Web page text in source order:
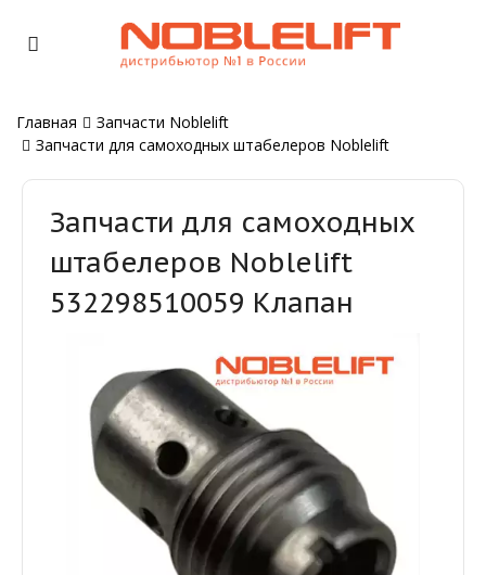
Главная
Запчасти Noblelift
Запчасти для самоходных штабелеров Noblelift
Запчасти для самоходных
штабелеров Noblelift
532298510059 Клапан